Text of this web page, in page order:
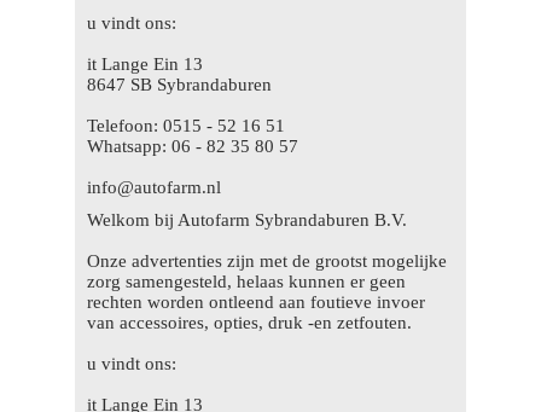
u vindt ons:
it Lange Ein 13
8647 SB Sybrandaburen
Telefoon: 0515 - 52 16 51
Whatsapp: 06 - 82 35 80 57
info@autofarm.nl
Welkom bij Autofarm Sybrandaburen B.V.
Onze advertenties zijn met de grootst mogelijke
zorg samengesteld, helaas kunnen er geen
rechten worden ontleend aan foutieve invoer
van accessoires, opties, druk -en zetfouten.
u vindt ons:
it Lange Ein 13